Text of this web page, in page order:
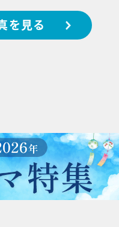
を見る